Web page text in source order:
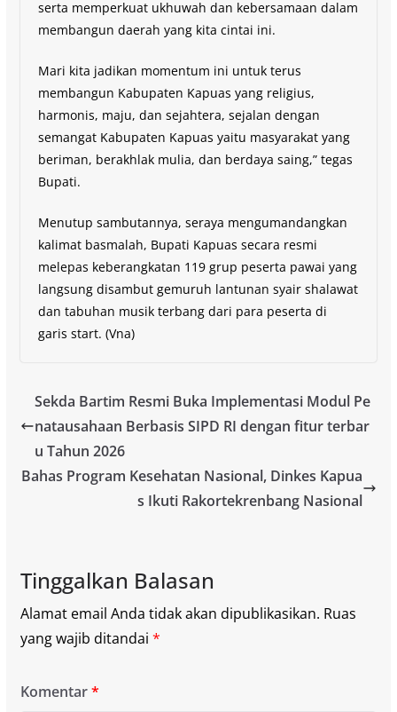
serta memperkuat ukhuwah dan kebersamaan dalam
membangun daerah yang kita cintai ini.
Mari kita jadikan momentum ini untuk terus
membangun Kabupaten Kapuas yang religius,
harmonis, maju, dan sejahtera, sejalan dengan
semangat Kabupaten Kapuas yaitu masyarakat yang
beriman, berakhlak mulia, dan berdaya saing,” tegas
Bupati.
Menutup sambutannya, seraya mengumandangkan
kalimat basmalah, Bupati Kapuas secara resmi
melepas keberangkatan 119 grup peserta pawai yang
langsung disambut gemuruh lantunan syair shalawat
dan tabuhan musik terbang dari para peserta di
garis start. (Vna)
Sekda Bartim Resmi Buka Implementasi Modul Pe
natausahaan Berbasis SIPD RI dengan fitur terbar
u Tahun 2026
Bahas Program Kesehatan Nasional, Dinkes Kapua
s Ikuti Rakortekrenbang Nasional
Tinggalkan Balasan
Alamat email Anda tidak akan dipublikasikan. Ruas
yang wajib ditandai *
Komentar*